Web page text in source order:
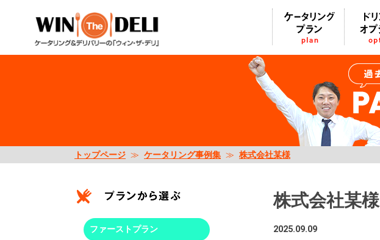
トップページ ≫ ケータリング事例集 ≫ 株式会社某様
株式会社某様
2025.09.09
ファーストプラン